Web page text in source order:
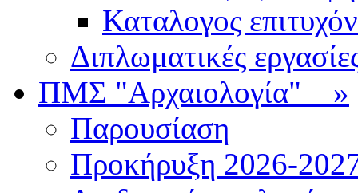
Καταλογος
Διπλωματικές
ΠΜΣ "Αρχαιολογία" »
Παρουσίαση
Προκήρυξη 2026-